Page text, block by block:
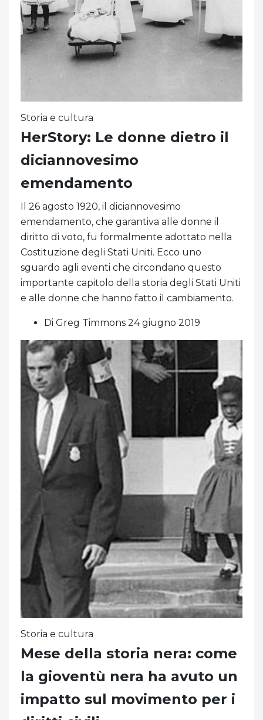
Storia e cultura
HerStory: Le donne dietro il
diciannovesimo
emendamento
Il 26 agosto 1920, il diciannovesimo
emendamento, che garantiva alle donne il
diritto di voto, fu formalmente adottato nella
Costituzione degli Stati Uniti. Ecco uno
sguardo agli eventi che circondano questo
importante capitolo della storia degli Stati Uniti
e alle donne che hanno fatto il cambiamento.
Di Greg Timmons 24 giugno 2019
Storia e cultura
Mese della storia nera: come
la gioventù nera ha avuto un
impatto sul movimento per i